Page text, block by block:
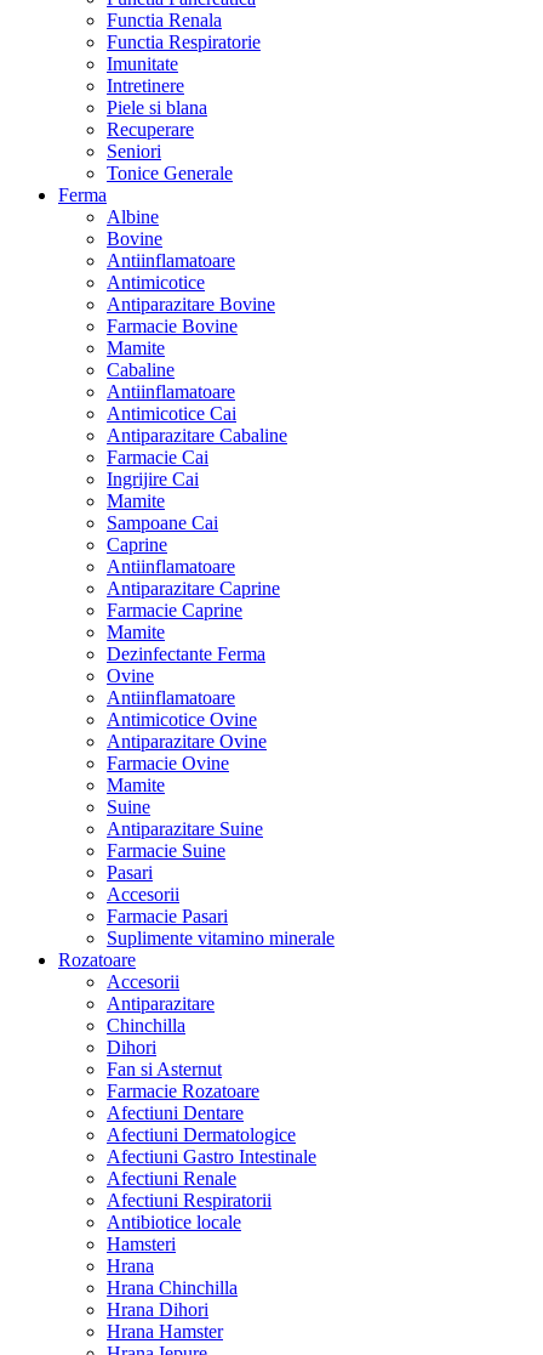
Functia Renala
Functia Respiratorie
Imunitate
Intretinere
Piele si blana
Recuperare
Seniori
Tonice Generale
Ferma
Albine
Bovine
Antiinflamatoare
Antimicotice
Antiparazitare Bovine
Farmacie Bovine
Mamite
Cabaline
Antiinflamatoare
Antimicotice Cai
Antiparazitare Cabaline
Farmacie Cai
Ingrijire Cai
Mamite
Sampoane Cai
Caprine
Antiinflamatoare
Antiparazitare Caprine
Farmacie Caprine
Mamite
Dezinfectante Ferma
Ovine
Antiinflamatoare
Antimicotice Ovine
Antiparazitare Ovine
Farmacie Ovine
Mamite
Suine
Antiparazitare Suine
Farmacie Suine
Pasari
Accesorii
Farmacie Pasari
Suplimente vitamino minerale
Rozatoare
Accesorii
Antiparazitare
Chinchilla
Dihori
Fan si Asternut
Farmacie Rozatoare
Afectiuni Dentare
Afectiuni Dermatologice
Afectiuni Gastro Intestinale
Afectiuni Renale
Afectiuni Respiratorii
Antibiotice locale
Hamsteri
Hrana
Hrana Chinchilla
Hrana Dihori
Hrana Hamster